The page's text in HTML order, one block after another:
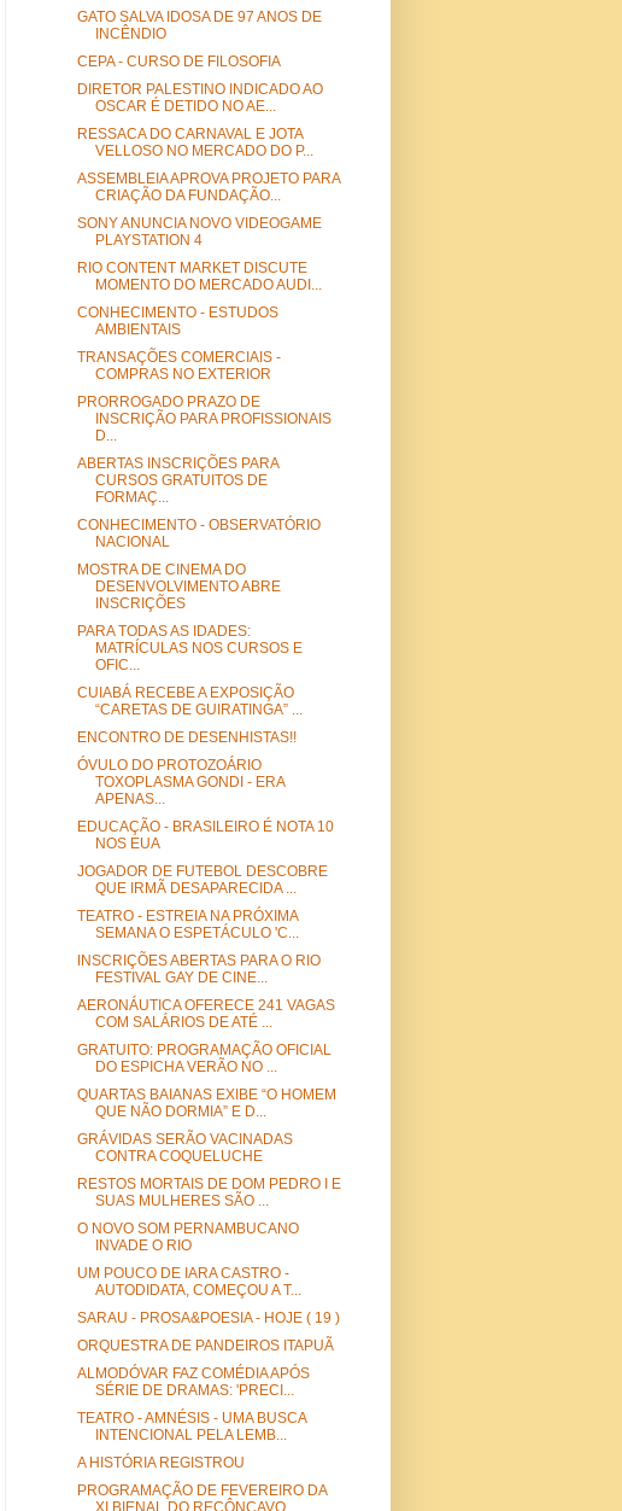
GATO SALVA IDOSA DE 97 ANOS DE
INCÊNDIO
CEPA - CURSO DE FILOSOFIA
DIRETOR PALESTINO INDICADO AO
OSCAR É DETIDO NO AE...
RESSACA DO CARNAVAL E JOTA
VELLOSO NO MERCADO DO P...
ASSEMBLEIA APROVA PROJETO PARA
CRIAÇÃO DA FUNDAÇÃO...
SONY ANUNCIA NOVO VIDEOGAME
PLAYSTATION 4
RIO CONTENT MARKET DISCUTE
MOMENTO DO MERCADO AUDI...
CONHECIMENTO - ESTUDOS
AMBIENTAIS
TRANSAÇÕES COMERCIAIS -
COMPRAS NO EXTERIOR
PRORROGADO PRAZO DE
INSCRIÇÃO PARA PROFISSIONAIS
D...
ABERTAS INSCRIÇÕES PARA
CURSOS GRATUITOS DE
FORMAÇ...
CONHECIMENTO - OBSERVATÓRIO
NACIONAL
MOSTRA DE CINEMA DO
DESENVOLVIMENTO ABRE
INSCRIÇÕES
PARA TODAS AS IDADES:
MATRÍCULAS NOS CURSOS E
OFIC...
CUIABÁ RECEBE A EXPOSIÇÃO
“CARETAS DE GUIRATINGA” ...
ENCONTRO DE DESENHISTAS!!
ÓVULO DO PROTOZOÁRIO
TOXOPLASMA GONDI - ERA
APENAS...
EDUCAÇÃO - BRASILEIRO É NOTA 10
NOS EUA
JOGADOR DE FUTEBOL DESCOBRE
QUE IRMÃ DESAPARECIDA ...
TEATRO - ESTREIA NA PRÓXIMA
SEMANA O ESPETÁCULO 'C...
INSCRIÇÕES ABERTAS PARA O RIO
FESTIVAL GAY DE CINE...
AERONÁUTICA OFERECE 241 VAGAS
COM SALÁRIOS DE ATÉ ...
GRATUITO: PROGRAMAÇÃO OFICIAL
DO ESPICHA VERÃO NO ...
QUARTAS BAIANAS EXIBE “O HOMEM
QUE NÃO DORMIA” E D...
GRÁVIDAS SERÃO VACINADAS
CONTRA COQUELUCHE
RESTOS MORTAIS DE DOM PEDRO I E
SUAS MULHERES SÃO ...
O NOVO SOM PERNAMBUCANO
INVADE O RIO
UM POUCO DE IARA CASTRO -
AUTODIDATA, COMEÇOU A T...
SARAU - PROSA&POESIA - HOJE ( 19 )
ORQUESTRA DE PANDEIROS ITAPUÃ
ALMODÓVAR FAZ COMÉDIA APÓS
SÉRIE DE DRAMAS: 'PRECI...
TEATRO - AMNÉSIS - UMA BUSCA
INTENCIONAL PELA LEMB...
A HISTÓRIA REGISTROU
PROGRAMAÇÃO DE FEVEREIRO DA